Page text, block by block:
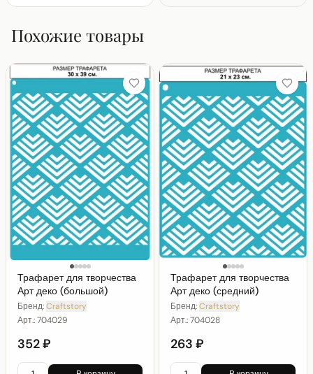
Похожие товары
Трафарет для творчества
Арт деко (большой)
Бренд:Craftstory
Арт.:704029
352 ₽
Трафарет для творчества
Арт деко (средний)
Бренд:Craftstory
Арт.:704028
263 ₽